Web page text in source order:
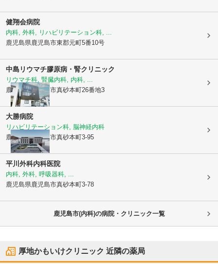
健翔会病院
内科, 外科, リハビリテーション科, ...
鹿児島県鹿児島市東郡元町5番10号
中島リウマチ膠原病・腎クリニック
リウマチ科, 腎臓内科, 内科, ...
鹿児島県鹿児島市真砂本町26番地3
大勝病院
リハビリテーション科, 脳神経内科
鹿児島県鹿児島市真砂本町3-95
平川外科内科医院
内科, 外科, 呼吸器科, ...
鹿児島県鹿児島市真砂本町3-78
鹿児島市(内科)の病院・クリニック一覧
厚地かもいけクリニック 近隣の薬局